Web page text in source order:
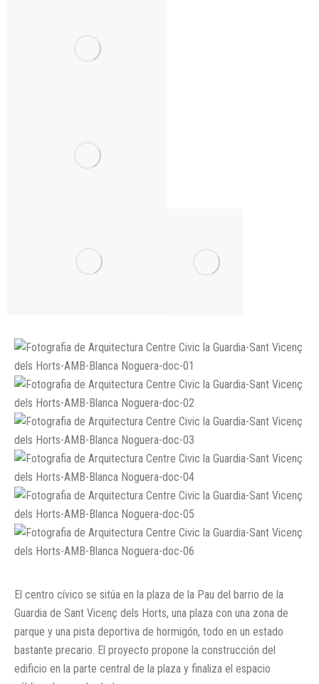
El centro cívico se sitúa en la plaza de la Pau del barrio de la
Guardia de Sant Vicenç dels Horts, una plaza con una zona de
parque y una pista deportiva de hormigón, todo en un estado
bastante precario. El proyecto propone la construcción del
edificio en la parte central de la plaza y finaliza el espacio